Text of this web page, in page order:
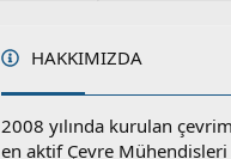
HAKKIMIZDA
2008 yılında kurulan
en aktif Çevre